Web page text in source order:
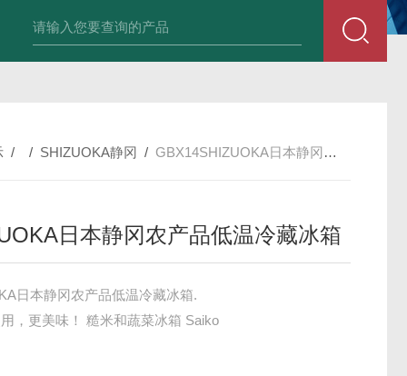
PAV320-1.3 （with LAN）KIKUSUI菊水直流电源-故障快
/ / SHIZUOKA静冈 / GBX14SHIZUOKA日本静冈农产品低温冷藏冰箱
日本静冈农产品低温冷藏冰箱
日本静冈农产品低温冷藏冰箱.
，更美味！ 糙米和蔬菜冰箱 Saiko